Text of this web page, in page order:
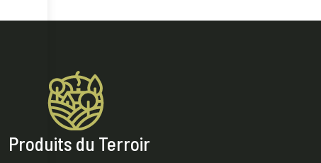
Produits du Terroir